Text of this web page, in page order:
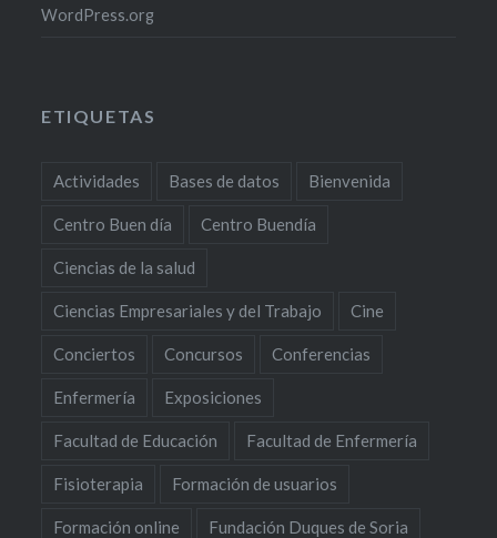
WordPress.org
ETIQUETAS
Actividades Bases de datos Bienvenida
Centro Buen día Centro Buendía
Ciencias de la salud
Ciencias Empresariales y del Trabajo Cine
Conciertos Concursos Conferencias
Enfermería Exposiciones
Facultad de Educación Facultad de Enfermería
Fisioterapia Formación de usuarios
Formación online Fundación Duques de Soria